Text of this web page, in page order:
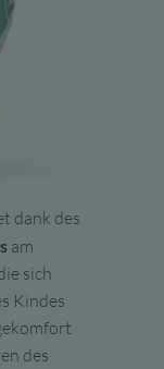
dank des
am
sich
Kindes
des